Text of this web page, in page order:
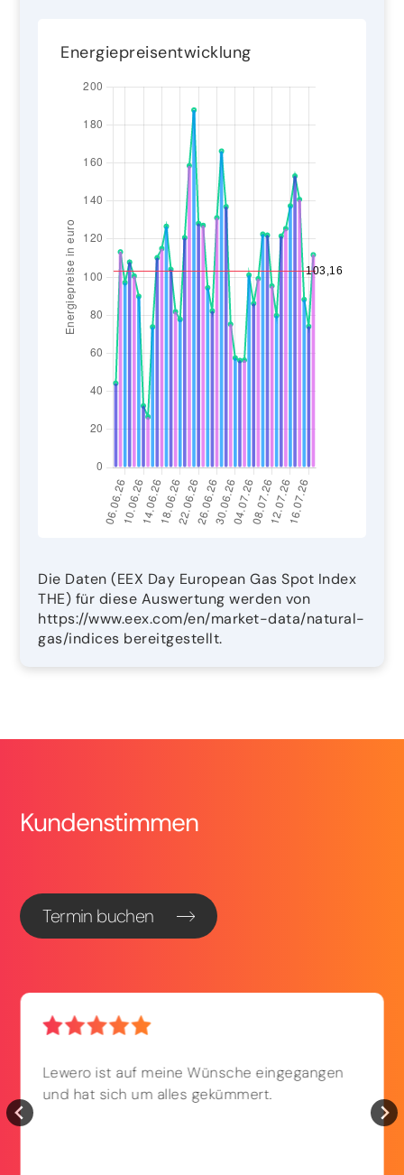
Energiepreisentwicklung
Die Daten (EEX Day European Gas Spot Index
THE) für diese Auswertung werden von
https://www.eex.com/en/market-data/natural-
gas/indices bereitgestellt.
Kundenstimmen
Termin buchen
Lewero ist auf meine Wünsche eingegangen
und hat sich um alles gekümmert.